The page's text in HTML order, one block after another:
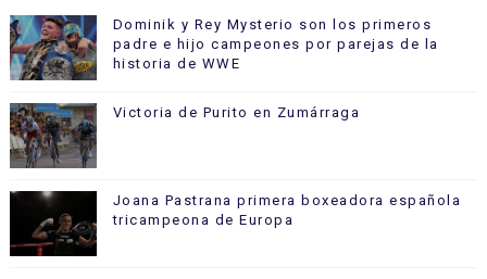
Dominik y Rey Mysterio son los primeros
padre e hijo campeones por parejas de la
historia de WWE
Victoria de Purito en Zumárraga
Joana Pastrana primera boxeadora española
tricampeona de Europa